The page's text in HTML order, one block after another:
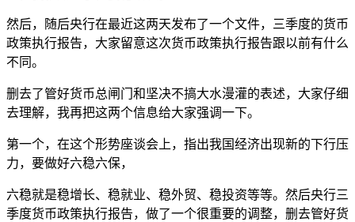
然后，随后央行在最近这两天发布了一个文件，三季度的货币
政策执行报告，大家留意这次货币政策执行报告跟以前有什么
不同。
删去了管好货币总闸门和坚决不搞大水漫灌的表述，大家仔细
去理解，我再把这两个信息给大家强调一下。
第一个，在这个形势座谈会上，指出我国经济出现新的下行压
力，要做好六稳六保，
六稳就是稳增长、稳就业、稳外贸、稳投资等等。然后央行三
季度货币政策执行报告，做了一个很重要的调整，删去管好货